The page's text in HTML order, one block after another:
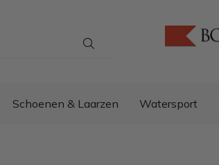
Schoenen & Laarzen Watersport